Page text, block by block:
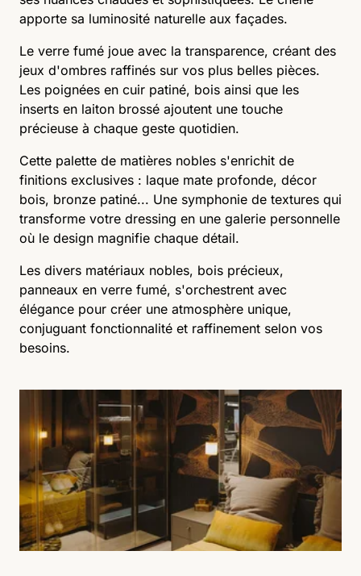
apporte sa luminosité naturelle aux façades.
Le verre fumé joue avec la transparence, créant des
jeux d'ombres raffinés sur vos plus belles pièces.
Les poignées en cuir patiné, bois ainsi que les
inserts en laiton brossé ajoutent une touche
précieuse à chaque geste quotidien.
Cette palette de matières nobles s'enrichit de
finitions exclusives : laque mate profonde, décor
bois, bronze patiné... Une symphonie de textures qui
transforme votre dressing en une galerie personnelle
où le design magnifie chaque détail.
Les divers matériaux nobles, bois précieux,
panneaux en verre fumé, s'orchestrent avec
élégance pour créer une atmosphère unique,
conjuguant fonctionnalité et raffinement selon vos
besoins.